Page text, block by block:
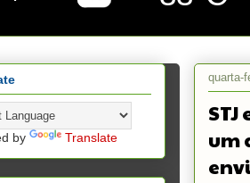
quarta-
um
by Translate